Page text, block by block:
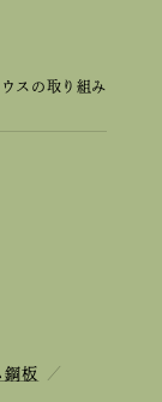
スの取り組み
鋼板 ／